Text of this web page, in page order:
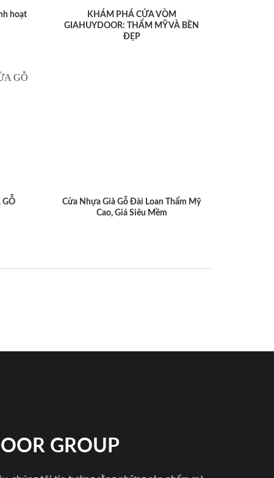
hoạt
KHÁM PHÁ CỬA VÒM
GIAHUYDOOR: THẨM MỸ VÀ BỀN
ĐẸP
GỖ
Cửa Nhựa Giả Gỗ Đài Loan Thẩm Mỹ
Cao, Giá Siêu Mềm
GROUP